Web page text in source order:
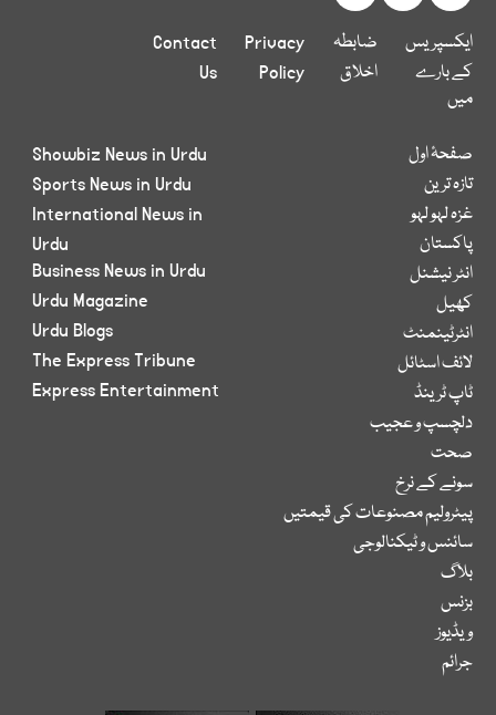
ایکسپریس
کے بارے
میں
ضابطہ
اخلاق
Privacy
Policy
Contact
Us
صفحۂ اول
تازہ ترین
غزہ لہو لہو
پاکستان
انٹر نیشنل
کھیل
انٹرٹینمنٹ
لائف اسٹائل
ٹاپ ٹرینڈ
دلچسپ و عجیب
صحت
سونے کے نرخ
پیٹرولیم مصنوعات کی قیمتیں
سائنس و ٹیکنالوجی
بلاگ
بزنس
ویڈیوز
جرائم
Showbiz News in Urdu
Sports News in Urdu
International News in
Urdu
Business News in Urdu
Urdu Magazine
Urdu Blogs
The Express Tribune
Express Entertainment